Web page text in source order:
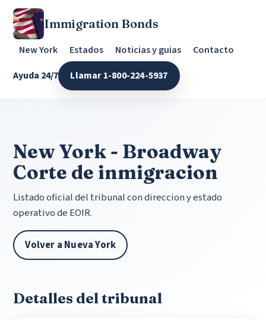
Immigration Bonds
New York Estados Noticias y guias
Contacto
Ayuda 24/7
Llamar 1-800-224-5937
New York - Broadway
Corte de inmigracion
Listado oficial del tribunal con direccion y estado
operativo de EOIR.
Volver a Nueva York
Detalles del tribunal